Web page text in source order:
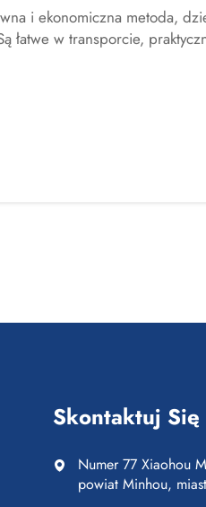
i ekonomiczna metoda,
łatwe w transporcie,
Saipulang Trading
Skontaktuj Się
Numer 77 Xiaohou
powiat Minhou,